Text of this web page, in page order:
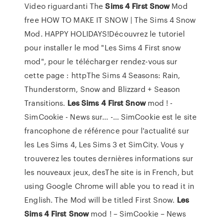
Video riguardanti TheSims4 First SnowMod
free HOW TO MAKE IT SNOW | The Sims 4 Snow
Mod. HAPPY HOLIDAYS!Découvrez le tutoriel
pour installer le mod "Les Sims 4 First snow
mod", pour le télécharger rendez-vous sur
cette page : httpThe Sims 4 Seasons: Rain,
Thunderstorm, Snow and Blizzard + Season
Transitions. LesSims 4 First Snowmod ! -
SimCookie - News sur... -… SimCookie est le site
francophone de référence pour l'actualité sur
les Les Sims 4, Les Sims 3 et SimCity. Vous y
trouverez les toutes dernières informations sur
les nouveaux jeux, desThe site is in French, but
using Google Chrome will able you to read it in
English. The Mod will be titled First Snow. Les
Sims 4 First Snowmod ! – SimCookie – News